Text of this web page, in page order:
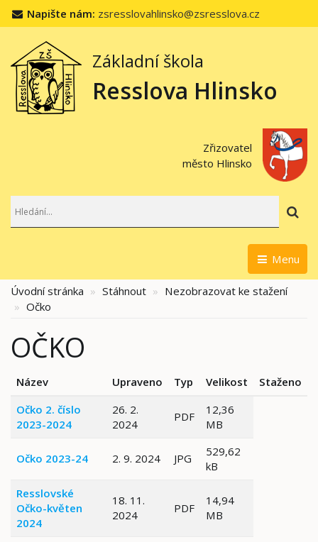
Napište nám: zsresslovahlinsko@zsresslova.cz
Základní škola
Resslova Hlinsko
Zřizovatel
město Hlinsko
Menu
Úvodní stránka Stáhnout
Nezobrazovat ke stažení
Očko
OČKO
Název Upraveno Typ Velikost
Staženo
Očko 2. číslo
2023-2024
26. 2.
2024
PDF
12,36
MB
Očko 2023-24 2. 9. 2024 JPG
529,62
kB
Resslovské
Očko-květen
2024
18. 11.
2024
PDF
14,94
MB